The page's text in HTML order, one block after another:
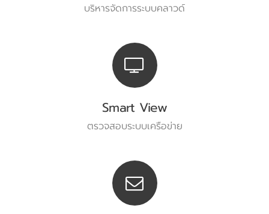
บริหารจัดการระบบคลาวด์
Smart View
ตรวจสอบระบบเครือข่าย